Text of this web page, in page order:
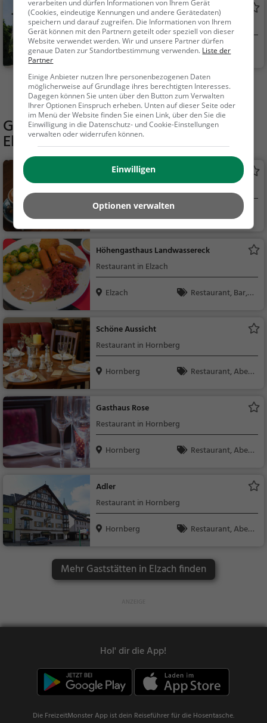
Bergfried Schloss Hornberg
Aussichtsturm in Hornberg
Hornberg
Aussichtspunkt, F
r
Mehr Aktivitäten in Elzach finden
Gaststätten in der Nähe vonMinigolf
Elzach
Endehof
Café, Kaffee / Kuc
hen, Frühstück, Gebä
Höhengasthaus Landwassereck
Restaurant in Elzach
Elzach
Restaurant, Bar, A
en, Bier, Wein, Snacks
/ Getränke, Deutsch,
Europäisch
Schöne Aussicht
Restaurant in Hornberg
Hornberg
Restaurant, Aben
Gasthaus Rose
Restaurant in Hornberg
Hornberg
Restaurant, Aben
Adler
Restaurant in Hornberg
Hornberg
Restaurant, Aben
Mehr Gaststätten in Elzach finden
Hol' dir die App!
Die FreizeitMonster App ist dein Reiseführer für die Hosentasche.
verarbeiten und dürfen Informationen von Ihrem Gerät
(Cookies, eindeutige Kennungen und andere Gerätedaten)
speichern und darauf zugreifen. Die Informationen von Ihrem
Gerät können mit den Partnern geteilt oder speziell von dieser
Website verwendet werden. Wir und unsere Partner dürfen
genaue Daten zur Standortbestimmung verwenden. Liste der
Partner
Einige Anbieter nutzen Ihre personenbezogenen Daten
möglicherweise auf Grundlage ihres berechtigten Interesses.
Dagegen können Sie unten über den Button zum Verwalten
Ihrer Optionen Einspruch erheben. Unten auf dieser Seite oder
im Menü der Website finden Sie einen Link, über den Sie die
Einwilligung in die Datenschutz- und Cookie-Einstellungen
verwalten oder widerrufen können.
Einwilligen
Optionen verwalten